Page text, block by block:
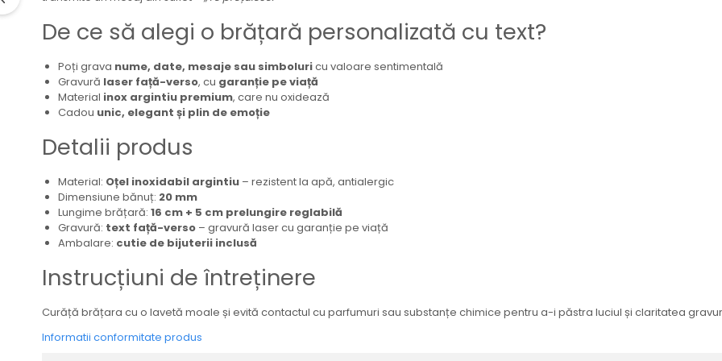
De ce să alegi o brățară personalizată cu text?
Poți grava nume, date, mesaje sau simboluricu valoare sentimentală
Gravură laser față-verso, cu garanție pe viață
Material inox argintiu premium, care nu oxidează
Cadou unic, elegant și plin de emoție
Detalii produs
Material: Oțel inoxidabil argintiu – rezistent la apă, antialergic
Dimensiune bănuț: 20 mm
Lungime brățară: 16 cm + 5 cm prelungire reglabilă
Gravură: text față-verso – gravură laser cu garanție pe viață
Ambalare: cutie de bijuterii inclusă
Instrucțiuni de întreținere
Curăță brățara cu o lavetă moale și evită contactul cu parfumuri sau substanțe chimice pentru a-i păstra luciul și claritatea
Informatii conformitate produs